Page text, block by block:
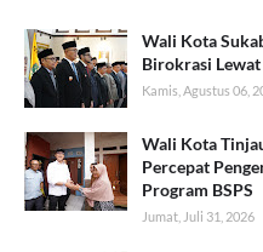
Wali Kota
Birokrasi
Kamis, Agustus 06,
Wali Kota
Percepat
Program BSPS
Jumat, Juli 31, 2026